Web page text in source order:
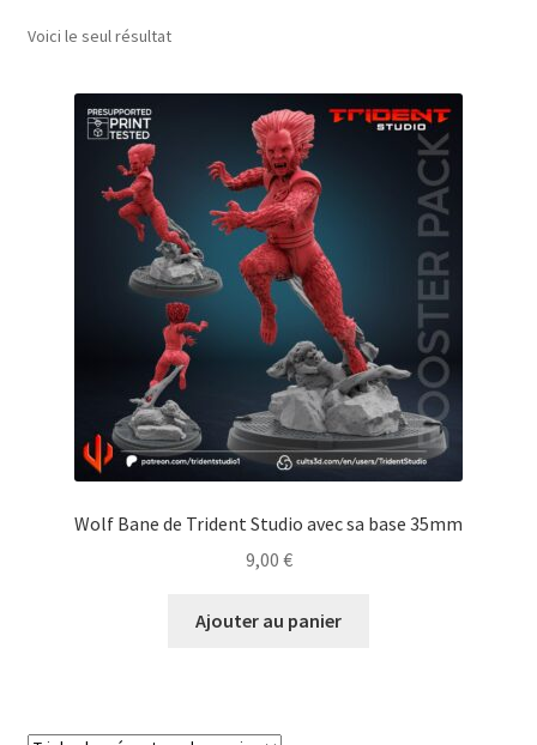
Shop
Wishlist
Voici le seul résultat
Wolf Bane de Trident Studio avec sa base 35mm
9,00 €
Ajouter au panier